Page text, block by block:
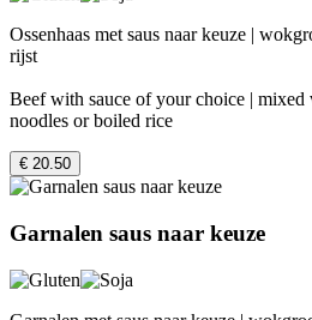
Ossenhaas met saus naar keuze |
rijst
Beef with sauce of your choice | mixed
noodles or boiled rice
€ 20.50
Garnalen saus naar keuze